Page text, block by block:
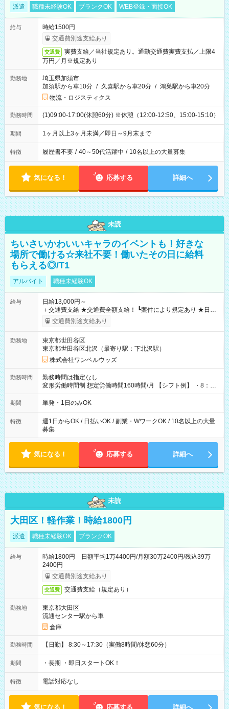
派遣 職種未経験OK ブランクOK WEB登録・面接OK
給与
時給1500円
交通費別途支給あり
交通費
実費支給／当社規定あり。通勤交通費実費支払／上限4
万円／月※規定あり
勤務地
埼玉県加須市
加須駅から車10分 / 久喜駅から車20分 / 鴻巣駅から車20分
物流・ロジスティクス
勤務時間 (1)09:00-17:00(休憩60分) ※休憩（12:00-12:50、15:00-15:10）
期間 1ヶ月以上3ヶ月未満／即日～9月末まで
特徴 履歴書不要 / 40～50代活躍中 / 10名以上の大量募集
気になる！ 応募する 詳細へ
未読
ちいさいかわいいキャラのイベントも！好きな
場所で働ける☆来社不要！働いたその日に給料
もらえる◎/T1
アルバイト 職種未経験OK
給与
日給13,000円～
＋交通費支給 ★交通費全額支給！ ┗案件により規定あり ★日払
いOK！（規定あり） ┗働いたその日に現金GET♪ お仕事後はコ
ンビニATMから 日払い分を引き落とせます！ 【試用期間】試
交通費別途支給あり
勤務地
東京都世田谷区
東京都世田谷区北沢（最寄り駅：下北沢駅）
株式会社ワンベルウッズ
勤務時間
勤務時間は指定なし
変形労働時間制 想定労働時間160時間/月 【シフト例】 ・8：00
～21：00
期間 単発・1日のみOK
特徴
週1日からOK / 日払いOK / 副業・WワークOK / 10名以上の大量
募集
気になる！ 応募する 詳細へ
未読
大田区！軽作業！時給1800円
派遣 職種未経験OK ブランクOK
給与
時給1800円 日額平均1万4400円/月額30万2400円/残込39万
2400円
交通費別途支給あり
交通費 交通費支給（規定あり）
勤務地
東京都大田区
流通センター駅から車
倉庫
勤務時間 【日勤】 8:30～17:30（実働8時間/休憩60分）
期間 ・長期 ・即日スタートOK！
特徴 電話対応なし
気になる！ 応募する 詳細へ